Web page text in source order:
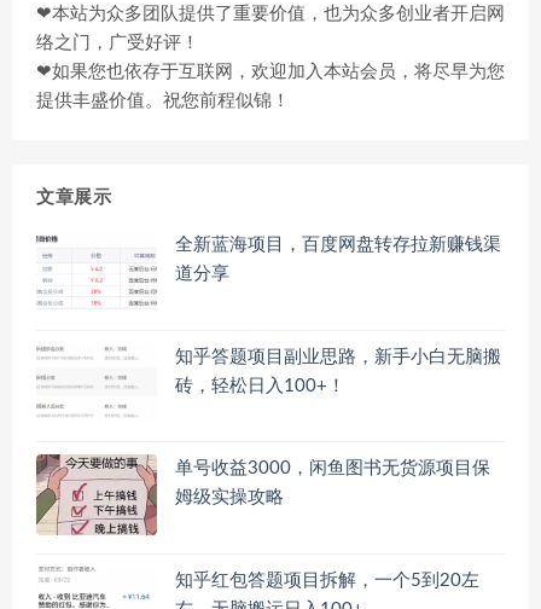
❤本站为众多团队提供了重要价值，也为众多创业者开启网
络之门，广受好评！
❤如果您也依存于互联网，欢迎加入本站会员，将尽早为您
提供丰盛价值。祝您前程似锦！
文章展示
全新蓝海项目，百度网盘转存拉新赚钱渠
道分享
知乎答题项目副业思路，新手小白无脑搬
砖，轻松日入100+！
单号收益3000，闲鱼图书无货源项目保
姆级实操攻略
知乎红包答题项目拆解，一个5到20左